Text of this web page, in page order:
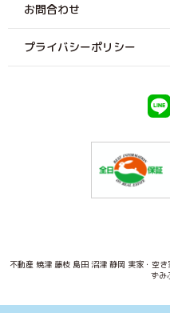
お問合わせ
プライバシーポリシー
不動産 焼津 藤枝 島田 沼津 静岡 実家・空
ずみ